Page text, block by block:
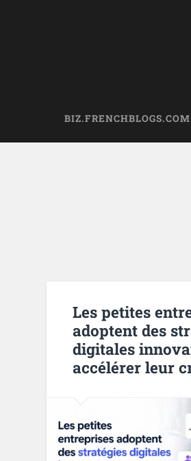
BIZ.FRENCHBLOGS.COM
Les petites
adoptent des
digitales
accélérer leur